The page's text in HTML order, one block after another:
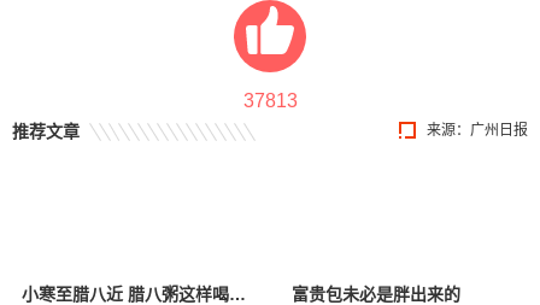
37813
来源：广州日报
推荐文章
小寒至腊八近 腊八粥这样喝暖身驱寒更养生 富贵包未必是胖出来的